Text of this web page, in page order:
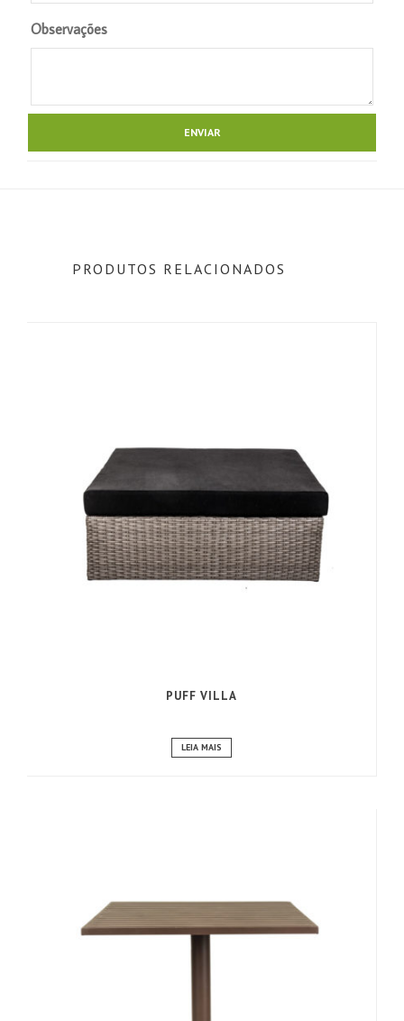
Observações
PRODUTOS RELACIONADOS
PUFF VILLA
LEIA MAIS